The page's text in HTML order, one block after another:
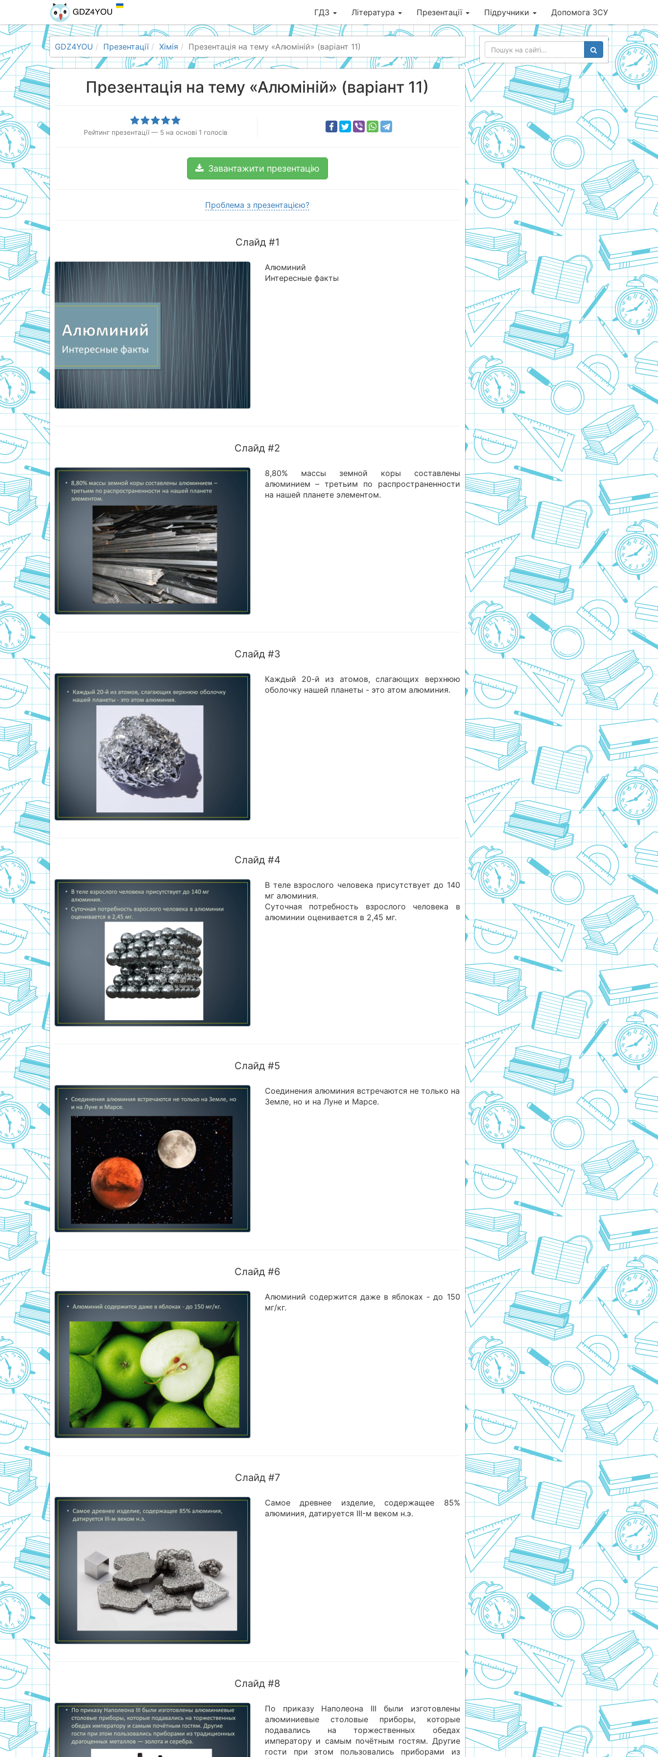
ГДЗ Література Презентації Підручники Допомога ЗСУ
GDZ4YOU Презентації Хімія Презентація на тему «Алюміній» (варіант 11)
Презентація на тему «Алюміній» (варіант 11)
Рейтинг презентації — 5 на основі 1 голосів
Завантажити презентацію
Проблема з презентацією?
Слайд #1
Алюминий
Интересные факты
Слайд #2
8,80% массы земной коры составлены
алюминием – третьим по распространенности
на нашей планете элементом.
Слайд #3
Каждый 20-й из атомов, слагающих верхнюю
оболочку нашей планеты - это атом алюминия.
Слайд #4
В теле взрослого человека присутствует до 140
мг алюминия.
Суточная потребность взрослого человека в
алюминии оценивается в 2,45 мг.
Слайд #5
Соединения алюминия встречаются не только на
Земле, но и на Луне и Марсе.
Слайд #6
Алюминий содержится даже в яблоках - до 150
мг/кг.
Слайд #7
Самое древнее изделие, содержащее 85%
алюминия, датируется III-м веком н.э.
Слайд #8
По приказу Наполеона III были изготовлены
алюминиевые столовые приборы, которые
подавались на торжественных обедах
императору и самым почётным гостям. Другие
гости при этом пользовались приборами из